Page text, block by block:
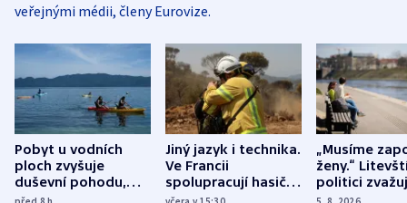
veřejnými médii, členy Eurovize.
Pobyt u vodních
ploch zvyšuje
duševní pohodu,
ukázala
Jiný jazyk i technika.
Ve Francii
spolupracují hasiči z
různých zemí
„Musíme
ženy.“
politici
dohodu o